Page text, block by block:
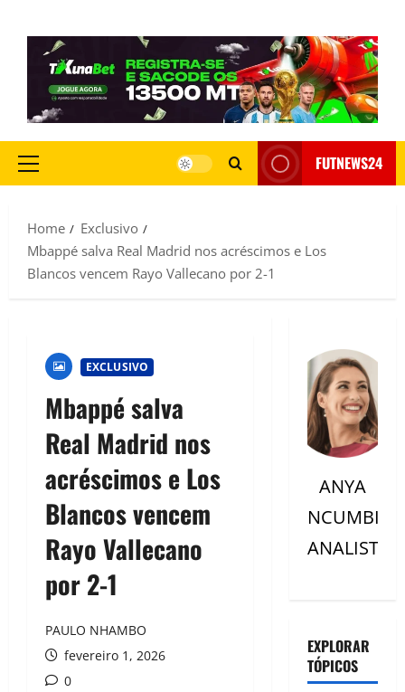
FUTNEWS24
Home
Exclusivo
Mbappé salva Real Madrid nos acréscimos e Los
Blancos vencem Rayo Vallecano por 2-1
EXCLUSIVO
Mbappé salva
Real Madrid nos
acréscimos e Los
Blancos vencem
Rayo Vallecano
por 2-1
PAULO NHAMBO
fevereiro 1, 2026
0
ANYA
NCUMBI
ANALISTC
EXPLORAR
TÓPICOS